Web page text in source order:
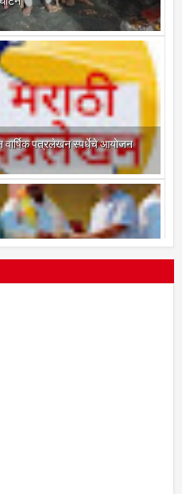
पत्रलेखन स्पर्धेचे आयोजन
यांचा सत्कार